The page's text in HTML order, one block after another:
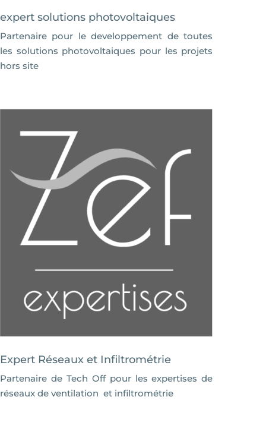
expert solutions photovoltaiques
Partenaire pour le developpement de toutes
les solutions photovoltaiques pour les projets
hors site
Expert Réseaux et Infiltrométrie
Partenaire de Tech Off pour les expertises de
réseaux de ventilation et infiltrométrie